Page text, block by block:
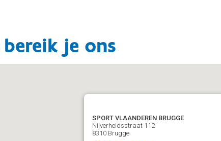
bereik je ons
SPORT VLAANDEREN BRUGGE
Nijverheidsstraat 112
8310 Brugge